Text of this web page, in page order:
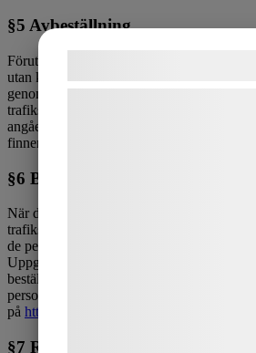
§5 Avbeställning
Förutsatt att beställning av vara inte
utan kostnad avbeställa hela eller viss del
genom att kontakta oss per telefon eller
trafikskolan. Gäller avtalet utbildningstjänst
angående ersättning och återbetalning vid
finner denna praxis på
§6 Behandling av personuppgifter
När du beställer en vara eller tjänst på vår
trafikskolan kommer
de personuppgifter som du lämnar i
Uppgifterna kommer att användas för
beställning. Mer information om vår
personuppgifter finner du
på https://www.imy.se/privatperson/
§7 Reklamation